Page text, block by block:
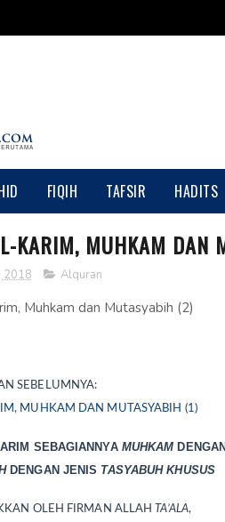
FIQIH TAFSIR HADITS
KARIM, MUHKAM DAN
2018 Alquran
SEBELUMNYA:
MUHKAM DAN MUTASYABIH (1)
SEBAGIANNYA MUHKAM
DENGAN JENIS TASYABUH KHUSUS
OLEH FIRMAN ALLAH TA’ALA,